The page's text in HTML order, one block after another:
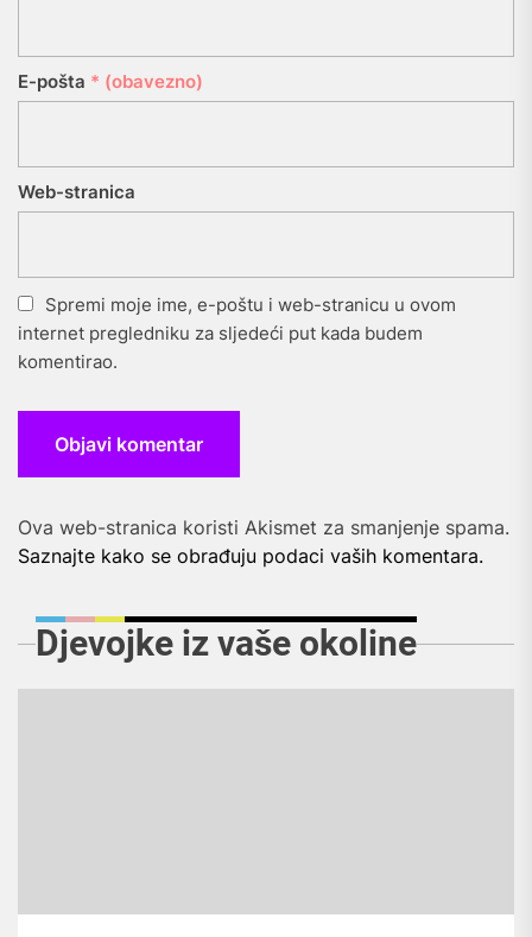
E-pošta * (obavezno)
Web-stranica
Spremi moje ime, e-poštu i web-stranicu u ovom
internet pregledniku za sljedeći put kada budem
komentirao.
Ova web-stranica koristi Akismet za smanjenje spama.
Saznajte kako se obrađuju podaci vaših komentara.
Djevojke iz vaše okoline